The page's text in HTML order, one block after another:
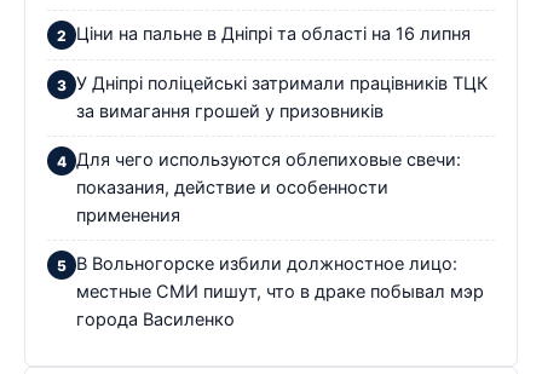
Ціни на пальне в Дніпрі та області на 16 липня
У Дніпрі поліцейські затримали працівників ТЦК
за вимагання грошей у призовників
Для чего используются облепиховые свечи:
показания, действие и особенности
применения
В Вольногорске избили должностное лицо:
местные СМИ пишут, что в драке побывал мэр
города Василенко